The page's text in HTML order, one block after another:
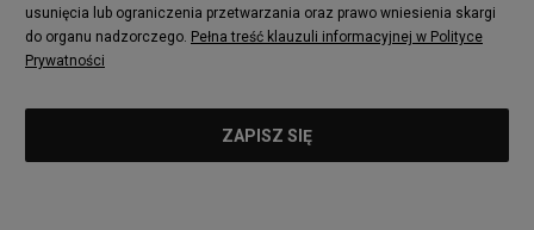
usunięcia lub ograniczenia przetwarzania oraz prawo wniesienia skargi
do organu nadzorczego. Pełna treść klauzuli informacyjnej w Polityce
Prywatności